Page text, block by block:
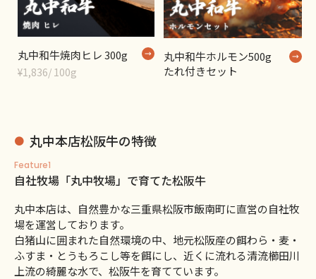
丸中和牛焼肉ヒレ 300g
¥1,836/ 100g
丸中和牛ホルモン500g
たれ付きセット
丸中本店松阪牛の特徴
Feature1
自社牧場「丸中牧場」で育てた松阪牛
丸中本店は、自然豊かな三重県松阪市飯南町に直営の自社牧
場を運営しております。
白猪山に囲まれた自然環境の中、地元松阪産の餌わら・麦・
ふすま・とうもろこし等を餌にし、近くに流れる清流櫛田川
上流の綺麗な水で、松阪牛を育てています。